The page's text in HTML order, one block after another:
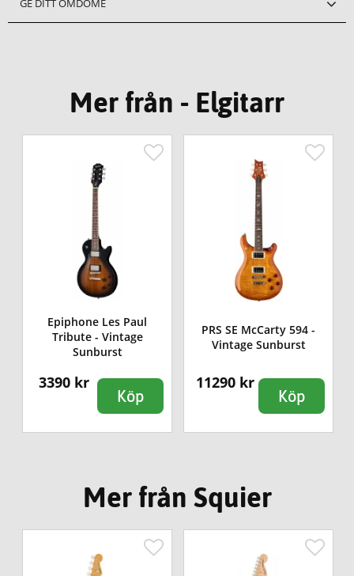
Mer från - Elgitarr
Epiphone Les Paul
Tribute - Vintage
Sunburst
3390 kr
Köp
PRS SE McCarty 594 -
Vintage Sunburst
11290 kr
Köp
Mer från Squier